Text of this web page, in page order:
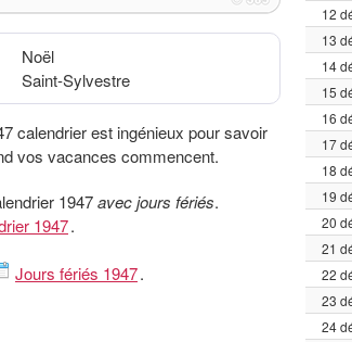
Noël
Saint-Sylvestre
calendrier est ingénieux pour savoir
vos vacances commencent.
1947avec jours fériés.
1947.
Jours fériés 1947.
12
13
14
15
16
17
18
19
20
21
22
23
24